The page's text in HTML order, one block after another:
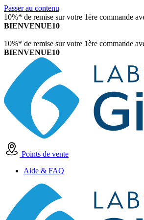
Passer au contenu
10%* de remise sur votre 1ère commande
BIENVENUE10
10%* de remise sur votre 1ère commande
BIENVENUE10
Points de vente
Aide & FAQ